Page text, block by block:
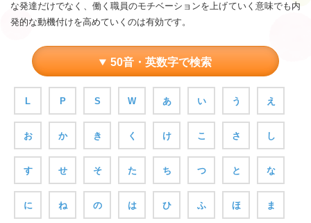
な発達だけでなく、働く職員のモチベーションを上げていく意味でも内
発的な動機付けを高めていくのは有効です。
50音・英数字で検索
L P S W あ い う え
お か き く け こ さ し
す せ そ た ち つ と な
に ね の は ひ ふ ほ ま